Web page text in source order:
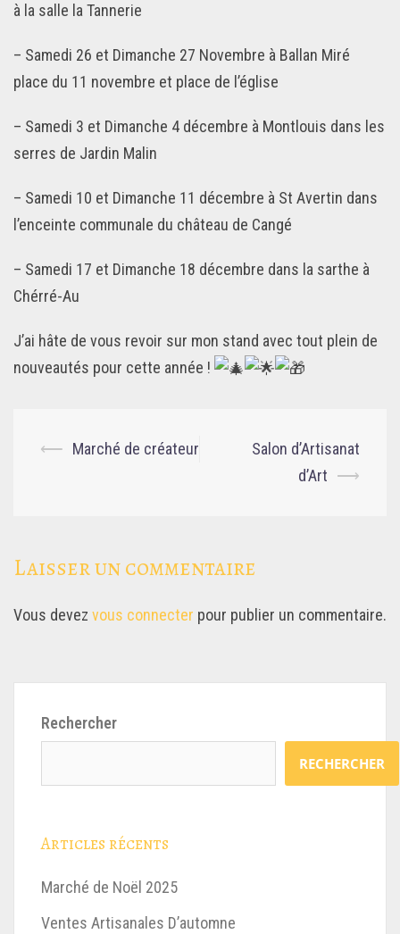
à la salle la Tannerie
– Samedi 26 et Dimanche 27 Novembre à Ballan Miré
place du 11 novembre et place de l’église
– Samedi 3 et Dimanche 4 décembre à Montlouis dans les
serres de Jardin Malin
– Samedi 10 et Dimanche 11 décembre à St Avertin dans
l’enceinte communale du château de Cangé
– Samedi 17 et Dimanche 18 décembre dans la sarthe à
Chérré-Au
J’ai hâte de vous revoir sur mon stand avec tout plein de
nouveautés pour cette année !
Navigation
d’article
⟵ Marché de créateur
Salon d’Artisanat
d’Art ⟶
Laisser un commentaire
Vous devez vous connecter pour publier un commentaire.
Rechercher
RECHERCHER
Articles récents
Marché de Noël 2025
Ventes Artisanales D’automne